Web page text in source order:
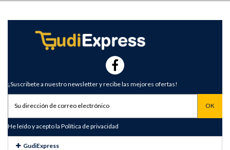
¡Suscribete a nuestro newsletter y recibe las mejores ofertas!
He leído y acepto la Política de privacidad
GudiExpress